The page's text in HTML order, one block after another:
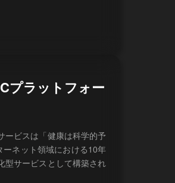
プラットフォー
ービスは「健康は科学的予
ネット領域における10年
型サービスとして構築され